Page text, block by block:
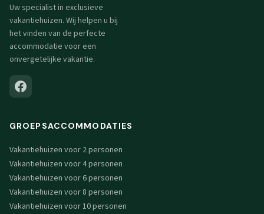
Uw specialist in exclusieve
vakantiehuizen. Wij helpen u bij
het vinden van de perfecte
accommodatie voor een
onvergetelijke vakantie.
GROEPSACCOMMODATIES
Vakantiehuizen voor 2 personen
Vakantiehuizen voor 4 personen
Vakantiehuizen voor 6 personen
Vakantiehuizen voor 8 personen
Vakantiehuizen voor 10 personen